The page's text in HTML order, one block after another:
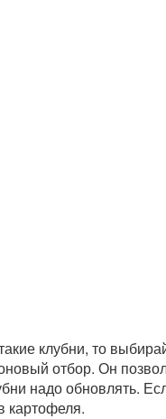
клубни, то
отбор. Он
надо обновлять.
картофеля.